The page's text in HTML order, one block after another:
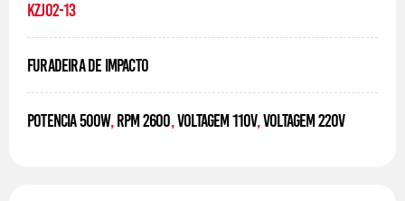
KZJ02-13
FURADEIRA DE IMPACTO
POTENCIA 500W,RPM 2600,VOLTAGEM 110V,VOLTAGEM 220V